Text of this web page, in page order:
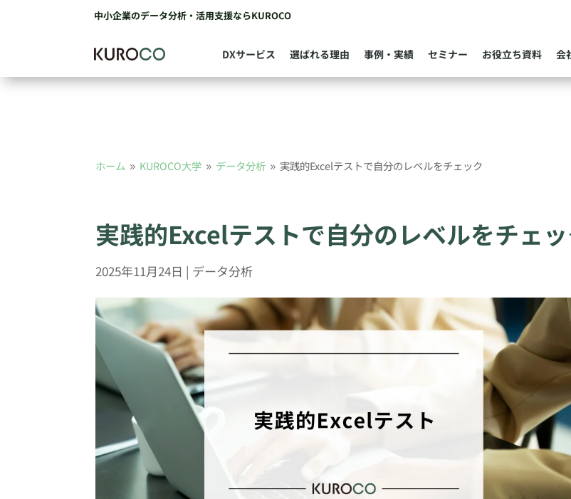
中小企業のデータ分析・活用支援ならKUROCO
DXサービス 選ばれる理由 事例・実績 セミナー お役立ち資料 会
ホーム 9 KUROCO大学 9 データ分析 9 実践的Excelテストで自分のレベルをチェック
実践的Excelテストで自分のレベルをチェ
2025年11月24日 | データ分析